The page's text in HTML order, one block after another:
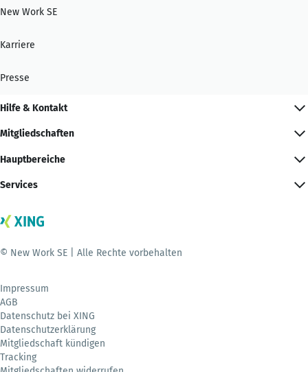
New Work SE
Karriere
Presse
Hilfe & Kontakt
Mitgliedschaften
Hauptbereiche
Services
© New Work SE | Alle Rechte vorbehalten
Impressum
AGB
Datenschutz bei XING
Datenschutzerklärung
Mitgliedschaft kündigen
Tracking